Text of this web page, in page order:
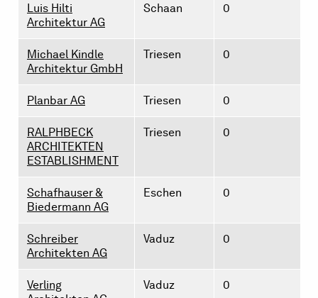
Luis Hilti
Architektur AG
Schaan 0
Michael Kindle
Architektur GmbH
Triesen 0
Planbar AG Triesen 0
RALPHBECK
ARCHITEKTEN
ESTABLISHMENT
Triesen 0
Schafhauser &
Biedermann AG
Eschen 0
Schreiber
Architekten AG
Vaduz 0
Verling
Vaduz 0